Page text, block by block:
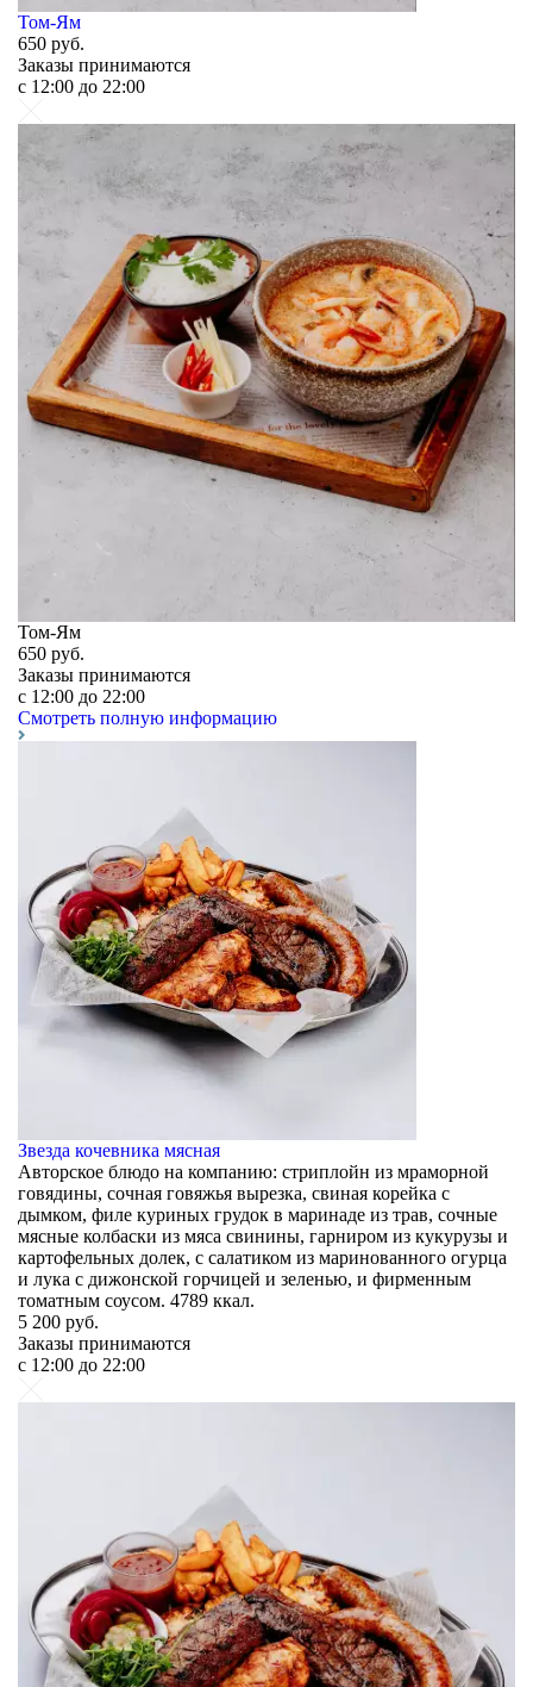
Том-Ям
650 руб.
Заказы принимаются
c 12:00 до 22:00
Том-Ям
650 руб.
Заказы принимаются
c 12:00 до 22:00
Смотреть полную информацию
Звезда кочевника мясная
Авторское блюдо на компанию: стриплойн из мраморной
говядины, сочная говяжья вырезка, свиная корейка с
дымком, филе куриных грудок в маринаде из трав, сочные
мясные колбаски из мяса свинины, гарниром из кукурузы и
картофельных долек, с салатиком из маринованного огурца
и лука с дижонской горчицей и зеленью, и фирменным
томатным соусом. 4789 ккал.
5 200 руб.
Заказы принимаются
c 12:00 до 22:00